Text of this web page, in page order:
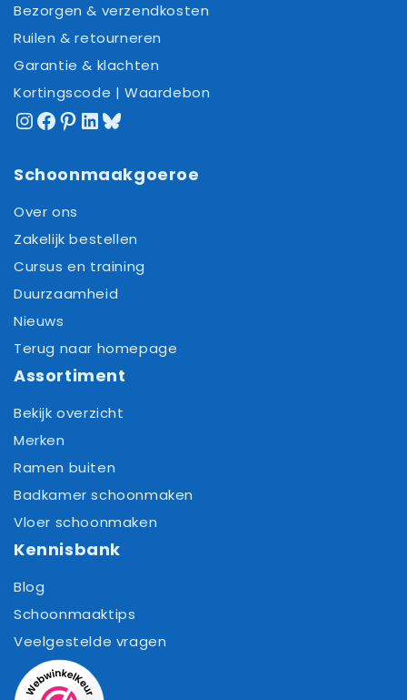
Bezorgen & verzendkosten
Ruilen & retourneren
Garantie & klachten
Kortingscode | Waardebon
Instagram
Facebook
Pinterest
LinkedIn
Bluesky
Schoonmaakgoeroe
Over ons
Zakelijk bestellen
Cursus en training
Duurzaamheid
Nieuws
Terug naar homepage
Assortiment
Bekijk overzicht
Merken
Ramen buiten
Badkamer schoonmaken
Vloer schoonmaken
Kennisbank
Blog
Schoonmaaktips
Veelgestelde vragen